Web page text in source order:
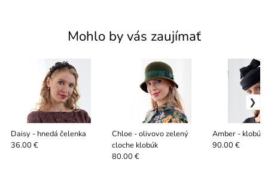
Mohlo by vás zaujímať
Daisy - hnedá čelenka
36.00 €
Chloe - olivovo zelený
cloche klobúk
80.00 €
Amber -
90.00 €